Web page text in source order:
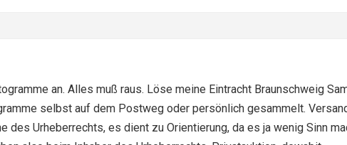
an. Alles muß raus. Löse meine Eintracht Braunschweig
selbst auf dem Postweg oder persönlich gesammelt.
des Urheberrechts, es dient zu Orientierung, da es ja wenig Sinn